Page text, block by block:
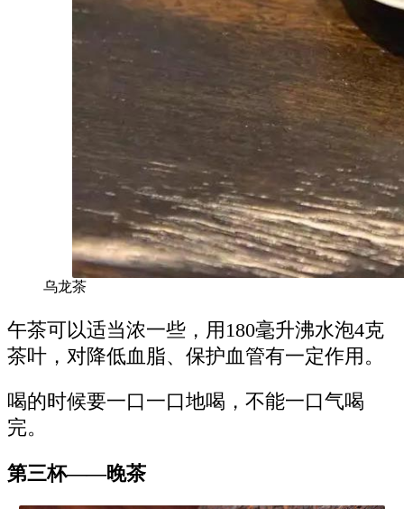
乌龙茶
午茶可以适当浓一些，用180毫升沸水泡4克
茶叶，对降低血脂、保护血管有一定作用。
喝的时候要一口一口地喝，不能一口气喝
完。
第三杯——晚茶